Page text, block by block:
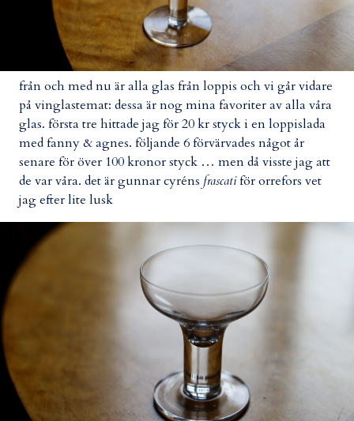
från och med nu är alla glas från loppis och vi går vidare
på vinglastemat: dessa är nog mina favoriter av alla våra
glas. första tre hittade jag för 20 kr styck i en loppislada
med fanny & agnes. följande 6 förvärvades något år
senare för över 100 kronor styck … men då visste jag att
de var våra. det är gunnar cyréns frascatiför orrefors vet
jag efter lite lusk